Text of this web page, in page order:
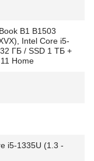
B1 B1503
Intel Core i5-
ГБ / SSD 1 ТБ +
Home
i5-1335U (1.3 -